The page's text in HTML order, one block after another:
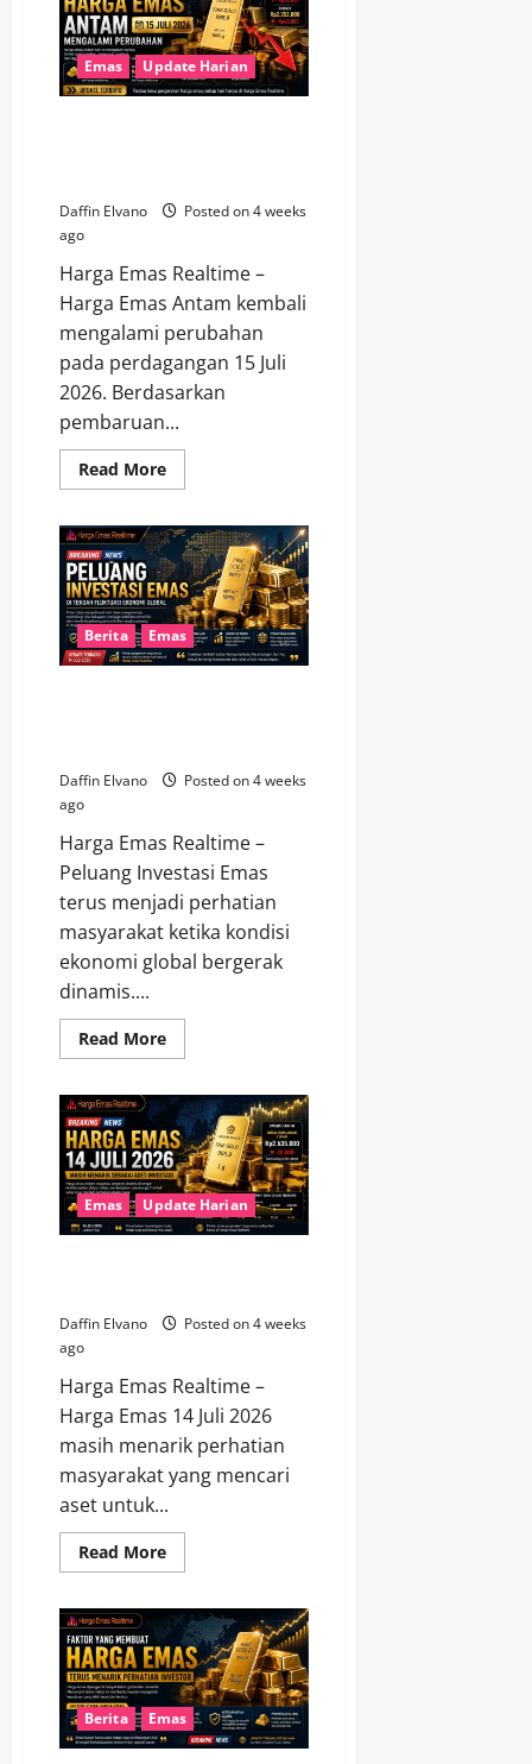
Emas
Hari
Ini
16
Juli
2026
Emas Update Harian
Daffin Elvano
Posted on 4 weeks
ago
Harga Emas Realtime –
Harga Emas Antam kembali
mengalami perubahan
pada perdagangan 15 Juli
2026. Berdasarkan
pembaruan...
Read MoreRead
more
Emas
Antam
15
Juli
2026
Mengalami
Perubahan,
Simak
Detailnya
Berita Emas
Daffin Elvano
Posted on 4 weeks
ago
Harga Emas Realtime –
Peluang Investasi Emas
terus menjadi perhatian
masyarakat ketika kondisi
ekonomi global bergerak
dinamis....
Read MoreRead
more
Investasi
Emas
di
Tengah
Fluktuasi
Ekonomi
Global
Emas Update Harian
Daffin Elvano
Posted on 4 weeks
ago
Harga Emas Realtime –
Harga Emas 14 Juli 2026
masih menarik perhatian
masyarakat yang mencari
aset untuk...
Read MoreRead
more
Emas
14
Juli
2026
Masih
Menarik
sebagai
Aset
Investasi
Berita Emas